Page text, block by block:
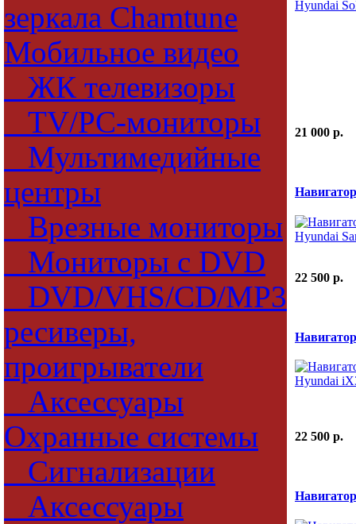
зеркала Chamtune
Мобильное видео
ЖК телевизоры
TV/PC-мониторы
Мультимедийные
центры
Врезные мониторы
Мониторы с DVD
DVD/VHS/CD/MP3
ресиверы,
проигрыватели
Аксессуары
Охранные системы
Сигнализации
Аксессуары
21 000 p.
22 500 p.
22 500 p.